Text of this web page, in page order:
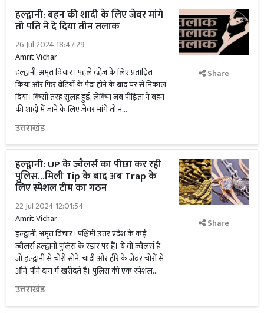
हल्द्वानी: बहन की शादी के लिए जेवर मांगे
तो पति ने दे दिया तीन तलाक
26 Jul 2024 18:47:29
Amrit Vichar
हल्द्वानी, अमृत विचार। पहले दहेज के लिए प्रताड़ित
किया और फिर बेटियों के पैदा होने के बाद घर से निकाल
दिया। किसी तरह सुलह हुई, लेकिन जब पीड़िता ने बहन
की शादी में जाने के लिए जेवर मांगे तो न...
उत्तराखंड
Share
हल्द्वानी: UP के ज्वैलर्स का पीछा कर रही
पुलिस...मिली Tip के बाद अब Trap के
लिए स्पेशल टीम का गठन
22 Jul 2024 12:01:54
Amrit Vichar
हल्द्वानी, अमृत विचार। पश्चिमी उत्तर प्रदेश के कई
ज्वैलर्स हल्द्वानी पुलिस के रडार पर हैं। ये वो ज्वैलर्स हैं
जो हल्द्वानी से चोरी सोने, चांदी और हीरे के जेवर चोरों से
औने-पौने दाम में खरीदते हैं। पुलिस की एक स्पेशल...
उत्तराखंड
Share